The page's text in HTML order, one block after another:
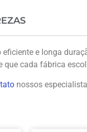
eficiente e longa
que cada fábrica
nossos